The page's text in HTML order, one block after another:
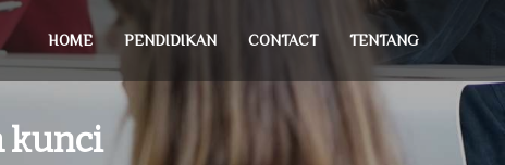
HOME PENDIDIKAN CONTACT TENTANG
kunci